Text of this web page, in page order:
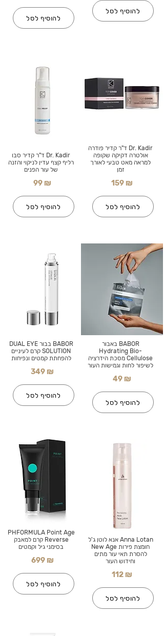
להוסיף לסל
Dr. Kadir ד"ר קדיר סבו
רליף קצף עדין לניקוי והזנה
של עור הפנים
99 ₪
להוסיף לסל
BABOR בבור DUAL EYE
SOLUTION קרם לעיניים
להפחתת קמטים ונפיחות
349 ₪
להוסיף לסל
PHFORMULA Point Age
Reverse קרם למאבק
בסימני גיל וקמטים
699 ₪
להוסיף לסל
להוסיף לסל
Dr. Kadir ד"ר קדיר פודרה
אולטרה דקיקה שקופה
למראה מאט טבעי לאורך
זמן
159 ₪
להוסיף לסל
BABOR באבור
Hydrating Bio-
Cellulose מסכת הידרציה
לשיפור לחות וגמישות העור
49 ₪
להוסיף לסל
Anna Lotan אנא לוטן ג'ל
חומצת פירות New Age
להסרת תאי עור מתים
וחידוש העור
112 ₪
להוסיף לסל